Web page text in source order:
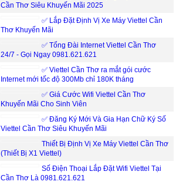
Cần Thơ Siêu Khuyến Mãi 2025
✅ Lắp Đặt Định Vị Xe Máy Viettel Cần
Thơ Khuyến Mãi
✅ Tổng Đài Internet Viettel Cần Thơ
24/7 - Gọi Ngay 0981.621.621
✅ ‎Viettel Cần Thơ ra mắt gói cước
Internet mới tốc độ 300Mb chỉ 180K tháng
✅ ‎Giá Cước Wifi Viettel Cần Thơ
Khuyến Mãi Cho Sinh Viên
✅‎ Đăng Ký Mới Và Gia Hạn Chữ Ký Số
Viettel Cần Thơ Siêu Khuyến Mãi
Thiết Bị Định Vị Xe Máy Viettel Cần Thơ
(Thiết Bị X1 Viettel)
Số Điện Thoại Lắp Đặt Wifi Viettel Tại
Cần Thơ Là 0981.621.621